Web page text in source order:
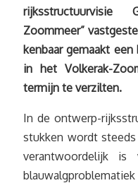
rijksstructuurvisie
Zoommeer”
kenbaar gemaakt
in het Volkerak-
termijn te verzilten.
In de ontwerp-
stukken wordt
verantwoordelijk is